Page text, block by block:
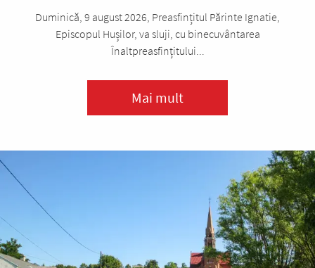
Duminică, 9 august 2026, Preasfințitul Părinte Ignatie,
Episcopul Hușilor, va sluji, cu binecuvântarea
Înaltpreasfințitului...
Mai mult